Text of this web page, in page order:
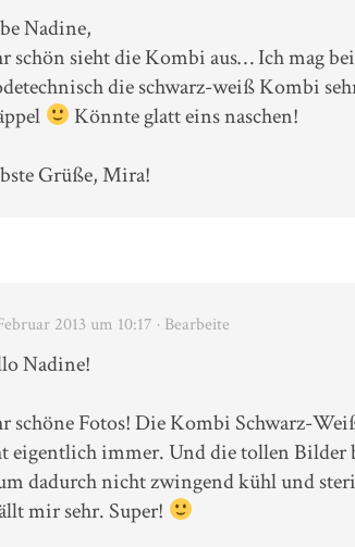
Nadine,
schön sieht die Kombi aus… Ich mag
die schwarz-weiß Kombi
Könnte glatt eins naschen!
Grüße, Mira!
2013 um 10:17 · Bearbeite
Nadine!
schöne Fotos! Die Kombi Schwarz-
eigentlich immer. Und die tollen Bilder
dadurch nicht zwingend kühl und
mir sehr. Super!